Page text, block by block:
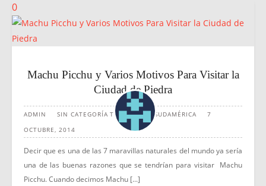
0
Machu Picchu y Varios Motivos Para Visitar la
Ciudad de Piedra
ADMIN SIN CATEGORÍA TURISMO EN SUDAMÉRICA
7
OCTUBRE, 2014
Decir que es una de las 7 maravillas naturales del mundo ya sería
una de las buenas razones que se tendrían para visitar Machu
Picchu. Cuando decimos Machu [...]